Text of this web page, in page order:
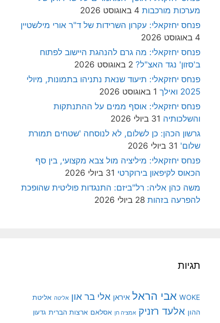
מערכות מורכבות 4 באוגוסט 2026
פנחס יחזקאלי: עקרון השרידות של ד"ר אורי מילשטיין
4 באוגוסט 2026
פנחס יחזקאלי: מה גרם להנהגת היישוב לפתוח
ב'סזון' נגד האצ"ל? 2 באוגוסט 2026
פנחס יחזקאלי: תיעוד שנאת נתניהו בתמונות, מיולי
2025 ואילך
1 באוגוסט 2026
פנחס יחזקאלי: אוסף ממים על ההתנתקות
והשלכותיה 31 ביולי 2026
גרשון הכהן: כן לשלום, לא לנוסחה 'שטחים תמורת
שלום' 31 ביולי 2026
פנחס יחזקאלי: מיליציה מול צבא מקצועי, בין סף
הכאוס לקיפאון בירוקרטי 31 ביולי 2026
משה כהן אליה: רל"ביזם: התנגדות פוליטית שהופכת
להפרעה בזהות 28 ביולי 2026
תגיות
WOKE אבי הראל איראן אלי בר און אליטה אליטת
ההון אלעד רזניק אמציה חן אסלאם ארצות הברית גדעון